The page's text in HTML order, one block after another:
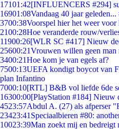
17101:42[INFLUENCERS #294]
16901:08Vandaag 40 jaar geleden...
3700:38Voorspel hier het weer voor
2100:28Hoe veranderde rouw/
11900:26[WLR SC #417] Nieuw
25600:21Vrouwen willen geen man
3400:21Hoe kom je van egels af?
7500:13UEFA kondigt boycot van
plan Infantino
7000:10[RTL] B&B vol liefde 6de
16300:00[PlayStation #184] Nieuw
4523:57Abdul A. (27) als afperser
23423:41 Speciaalbieren #80:
10023:39Man zoekt mij en bedreigt